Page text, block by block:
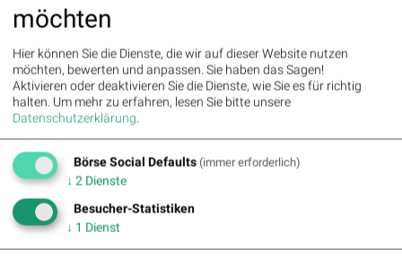
Die letzten 20 Tage der Periode
JS chart by amCharts
möchten
Hier können Sie die Dienste, die wir auf dieser Website nutzen
möchten, bewerten und anpassen. Sie haben das Sagen!
Aktivieren oder deaktivieren Sie die Dienste, wie Sie es für richtig
halten. Um mehr zu erfahren, lesen Sie bitte unsere
Datenschutzerklärung.
Börse Social Defaults (immer erforderlich)
↓ 2 Dienste
Besucher-Statistiken
↓ 1 Dienst